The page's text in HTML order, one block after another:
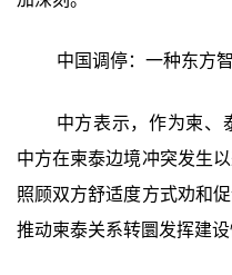
中国调停：一种东方
中方表示，作为柬、
中方在柬泰边境冲突发生
照顾双方舒适度方式劝和
推动柬泰关系转圜发挥建设